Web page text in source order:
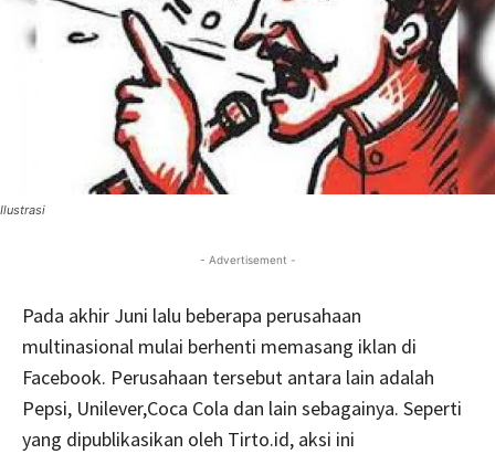
Ilustrasi
- Advertisement -
Pada akhir Juni lalu beberapa perusahaan
multinasional mulai berhenti memasang iklan di
Facebook. Perusahaan tersebut antara lain adalah
Pepsi, Unilever,Coca Cola dan lain sebagainya. Seperti
yang dipublikasikan oleh Tirto.id, aksi ini